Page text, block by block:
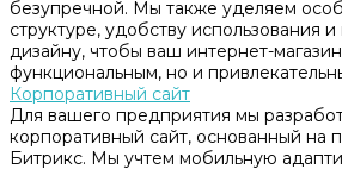
безупречной. Мы также уделяем
структуре, удобству использования
дизайну, чтобы ваш интернет-
функциональным, но и
Корпоративный сайт
Для вашего предприятия мы
корпоративный сайт, основанный на
Битрикс. Мы учтем мобильную